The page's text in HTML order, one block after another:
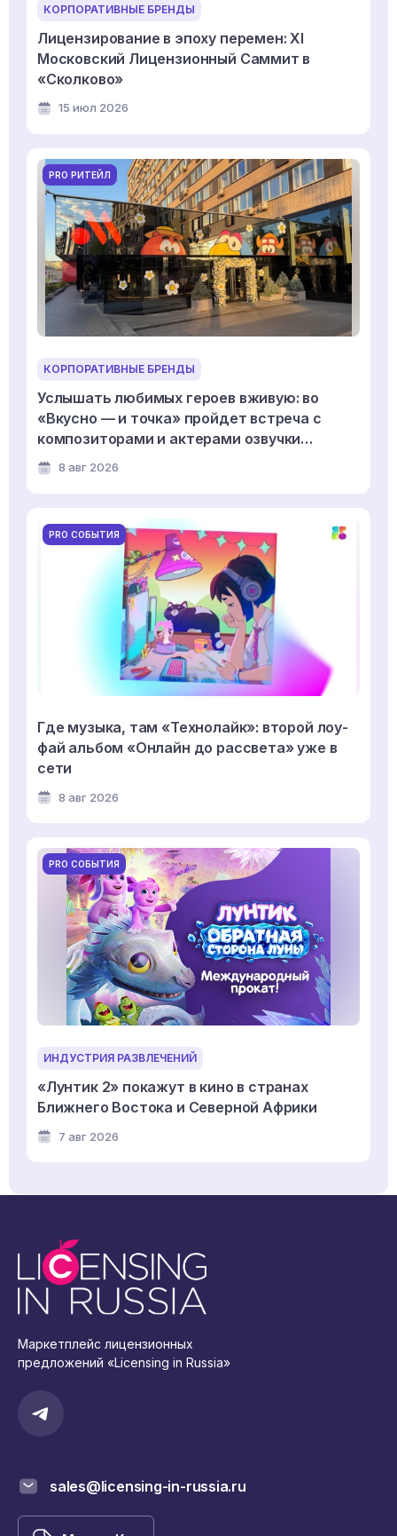
КОРПОРАТИВНЫЕ БРЕНДЫ
Лицензирование в эпоху перемен: XI
Московский Лицензионный Саммит в
«Сколково»
15 июл 2026
PRO РИТЕЙЛ
КОРПОРАТИВНЫЕ БРЕНДЫ
Услышать любимых героев вживую: во
«Вкусно — и точка» пройдет встреча с
композиторами и актерами озвучки
мультсериала «Смешарики»
8 авг 2026
PRO СОБЫТИЯ
Где музыка, там «Технолайк»: второй лоу-
фай альбом «Онлайн до рассвета» уже в
сети
8 авг 2026
PRO СОБЫТИЯ
ИНДУСТРИЯ РАЗВЛЕЧЕНИЙ
«Лунтик 2» покажут в кино в странах
Ближнего Востока и Северной Африки
7 авг 2026
Маркетплейс лицензионных
предложений «Licensing in Russia»
sales@licensing-in-russia.ru